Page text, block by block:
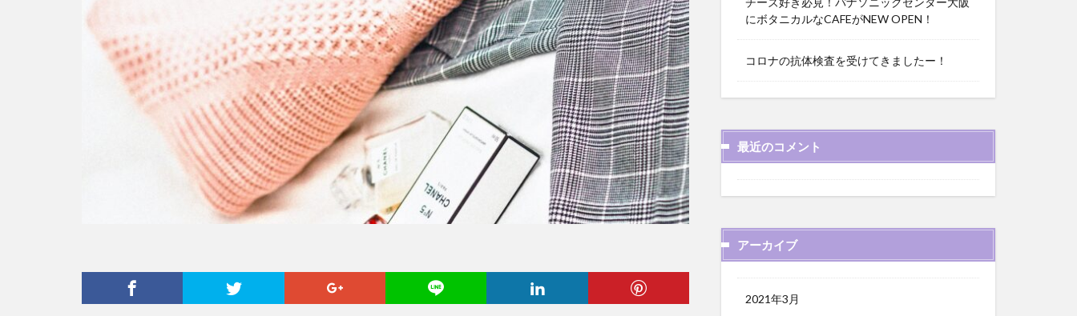
にボタニカルなCAFEがNEW OPEN！
コロナの抗体検査を受けてきましたー！
最近のコメント
アーカイブ
2021年3月